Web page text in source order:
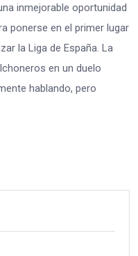
inmejorable oportunidad
ponerse en el primer lugar
la Liga de España. La
en un duelo
hablando, pero